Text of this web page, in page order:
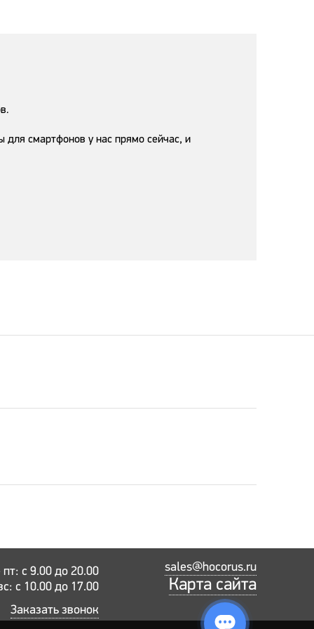
смартфонов у нас прямо сейчас, и
с 9.00 до 20.00
с 10.00 до 17.00
Заказать звонок
sales@hocorus.ru
Карта сайта